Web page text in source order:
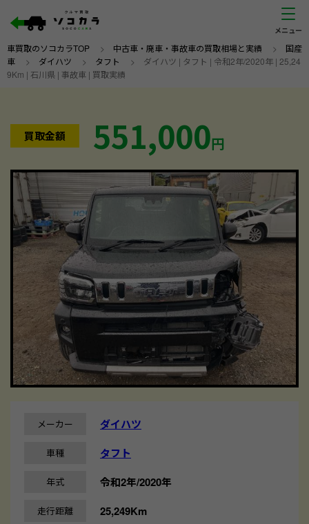
車買取のソコカラTOP > 中古車・廃車・事故車の買取相場と実績 > 国産
車 > ダイハツ > タフト > ダイハツ | タフト | 令和2年/2020年 | 25,24
9Km | 石川県 | 事故車 | 買取実績
買取金額 551,000円
メーカー ダイハツ
車種 タフト
年式 令和2年/2020年
走行距離 25,249Km